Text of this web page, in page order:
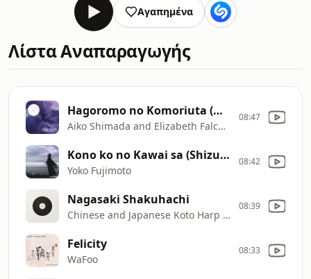
Αγαπημένα
Λίστα Αναπαραγωγής
Hagoromo no Komoriuta (Okinawan Lullaby)
Aiko Shimada and Elizabeth Falconer
08:47
Kono ko no Kawai sa (Shizuoka Prefecture)
Yoko Fujimoto
08:42
Nagasaki Shakuhachi
Chinese and Japanese Koto Harp and Shakuhachi Flute Music
08:39
Felicity
WaFoo
08:33